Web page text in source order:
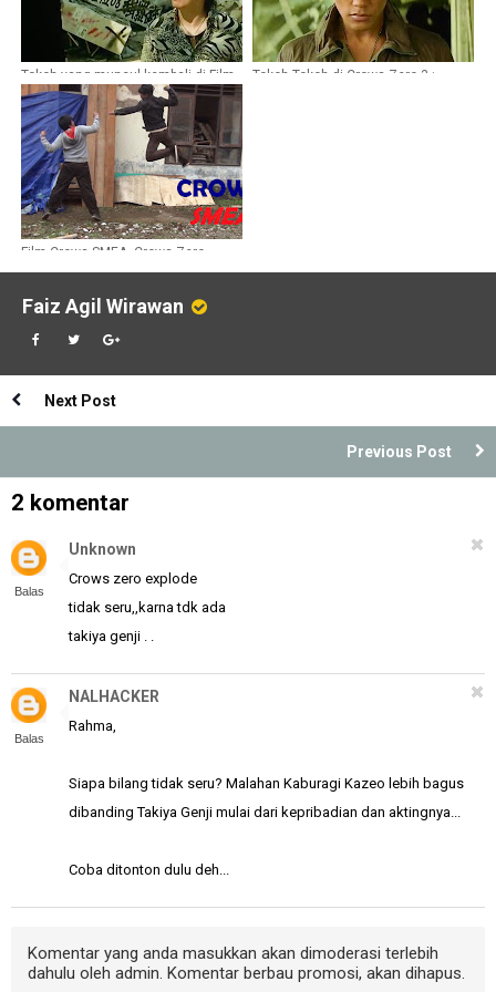
Tokoh yang muncul kembali di Film
Crows Explode
Tokoh Tokoh di Crows Zero 3 :
Film Crows SMEA, Crows Zero
Faiz Agil Wirawan
Next Post
Previous Post
2 komentar
Balas
Unknown
Crows zero explode
tidak seru,,karna tdk ada
takiya genji . .
Balas
NALHACKER
Rahma,
Siapa bilang tidak seru? Malahan Kaburagi Kazeo lebih bagus
dibanding Takiya Genji mulai dari kepribadian dan aktingnya...
Coba ditonton dulu deh...
Komentar yang anda masukkan akan dimoderasi terlebih
dahulu oleh admin. Komentar berbau promosi, akan dihapus.